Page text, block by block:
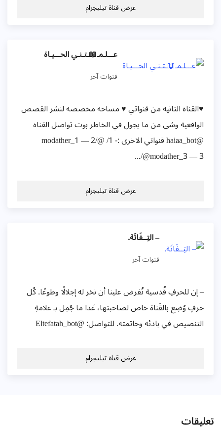
عرض قناة تيليجرام
عـــلـمـ📖ـتـنـي الحـــيـاة
قنوات آخر
♥القناه الثانيه من قنواتي ♥ مساحه مخصصه لنشر القصص
الواقعية وشي من ما يجول في الخاطر بوت تواصل القناه
@haiaa_bot قنواتي الاخرى :- 1/ @modather_1 — 2/
@modather_3 — 3/...
عرض قناة تيليجرام
– التِــفَاتَة.
قنوات آخر
– إن للحرفِ قُدسية تُفرض علينا أن نخر له إجلالًا وطوعًا. كُل
حرفٍ وُضِع بالقَناة خاص لصاحبتها، عَدا ما جُمِل بـ علامةِ
التنصيص في بادئه وخاتمته. للتواصل: @Eltefatah_bot
عرض قناة تيليجرام
تعليقات